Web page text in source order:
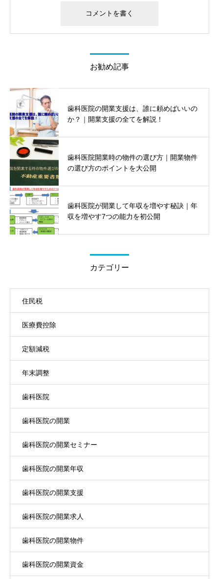
お勧め記事
歯科医院の開業支援は、誰に頼めばいいの
か？｜開業支援の全てを解説！
歯科医院開業時の物件の選び方｜開業物件
の選び方のポイントを大公開
歯科医院が開業して年収を増やす秘訣｜年
収を増やす7つの能力を初公開
カテゴリー
住民税
医療費控除
定額減税
年末調整
歯科医院
歯科医院の開業
歯科医院の開業セミナー
歯科医院の開業年収
歯科医院の開業支援
歯科医院の開業求人
歯科医院の開業物件
歯科医院の開業資金